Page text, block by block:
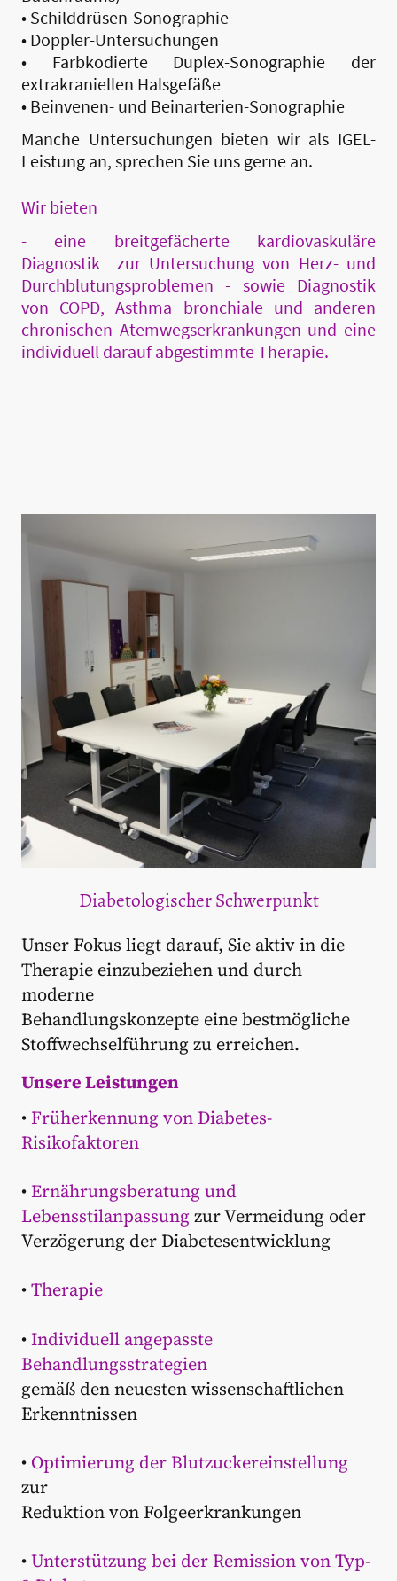
• Schilddrüsen-Sonographie
• Doppler-Untersuchungen
• Farbkodierte Duplex-Sonographie der
extrakraniellen Halsgefäße
• Beinvenen- und Beinarterien-Sonographie
Manche Untersuchungen bieten wir als IGEL-
Leistung an, sprechen Sie uns gerne an.
Wir bieten
- eine breitgefächerte kardiovaskuläre
Diagnostik zur Untersuchung von Herz- und
Durchblutungsproblemen - sowie Diagnostik
von COPD, Asthma bronchiale und anderen
chronischen Atemwegserkrankungen und eine
individuell darauf abgestimmte Therapie.
Diabetologischer Schwerpunkt
Unser Fokus liegt darauf, Sie aktiv in die
Therapie einzubeziehen und durch
moderne
Behandlungskonzepte eine bestmögliche
Stoffwechselführung zu erreichen.
Unsere Leistungen
•Früherkennung von Diabetes-
Risikofaktoren
•Ernährungsberatung und
Lebensstilanpassung zur Vermeidung oder
Verzögerung der Diabetesentwicklung
•Therapie
•Individuell angepasste
Behandlungsstrategien
gemäß den neuesten wissenschaftlichen
Erkenntnissen
• Optimierung der Blutzuckereinstellung
zur
Reduktion von Folgeerkrankungen
•Unterstützung bei der Remission von Typ-